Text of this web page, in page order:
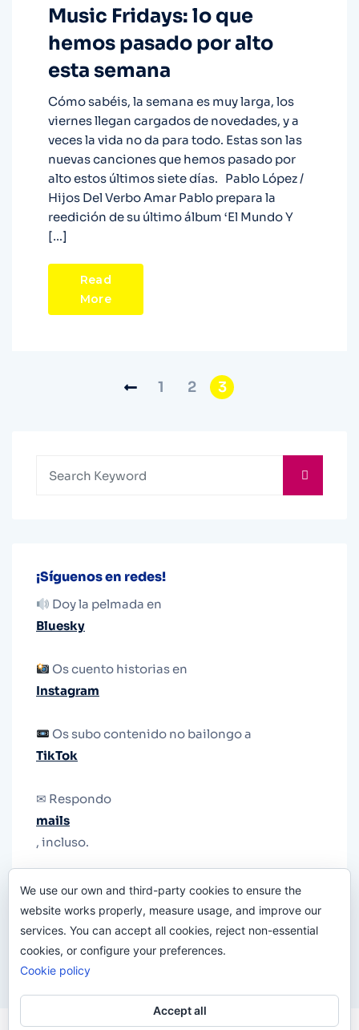
Music Fridays: lo que
hemos pasado por alto
esta semana
Cómo sabéis, la semana es muy larga, los
viernes llegan cargados de novedades, y a
veces la vida no da para todo. Estas son las
nuevas canciones que hemos pasado por
alto estos últimos siete días. Pablo López /
Hijos Del Verbo Amar Pablo prepara la
reedición de su último álbum ‘El Mundo Y
[…]
Read
More
1 2 3
¡Síguenos en redes!
Doy la pelmada en
Bluesky
Os cuento historias en
Instagram
Os subo contenido no bailongo a
TikTok
✉ Respondo
mails
, incluso.
le quiten el teléfono.
We use our own and third-party cookies to ensure the
website works properly, measure usage, and improve our
services. You can accept all cookies, reject non-essential
cookies, or configure your preferences.
Cookie policy
Accept all